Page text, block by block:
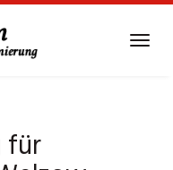
für